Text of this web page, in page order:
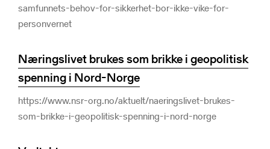
samfunnets-behov-for-sikkerhet-bor-ikke-vike-for-
personvernet
Næringslivet brukes som brikke i geopolitisk
spenning i Nord-Norge
https://www.nsr-org.no/aktuelt/naeringslivet-brukes-
som-brikke-i-geopolitisk-spenning-i-nord-norge